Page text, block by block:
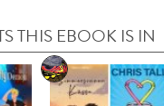
THIS EBOOK IS IN